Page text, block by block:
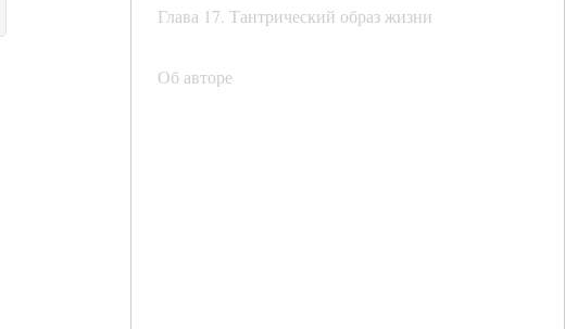
Глава 17. Тантрический образ жизни
Об авторе